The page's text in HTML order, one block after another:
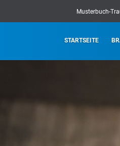
Musterbuch-
STARTSEITE